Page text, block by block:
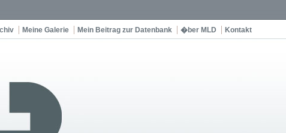
Meine Galerie Mein Beitrag zur Datenbank �ber MLD Kontakt